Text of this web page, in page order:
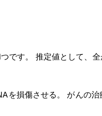
です。 推定値として
損傷させる。 がんの